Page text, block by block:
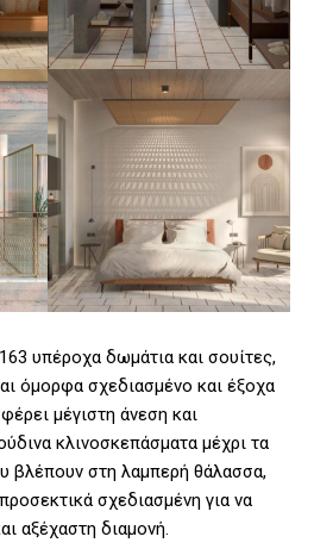
υπέροχα δωμάτια και σουίτες,
όμορφα σχεδιασμένο και έξοχα
μέγιστη άνεση και
κλινοσκεπάσματα μέχρι τα
βλέπουν στη λαμπερή θάλασσα,
σχεδιασμένη για να
αξέχαστη διαμονή.